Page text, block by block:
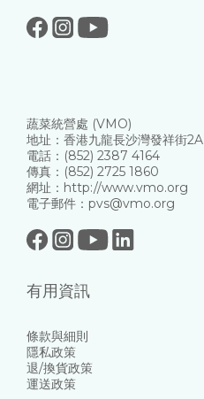
蔬菜統營處 (VMO)
地址：香港九龍長沙灣發祥街2A
電話：(852) 2387 4164
傳真：(852) 2725 1860
網址：http://www.vmo.org
電子郵件：pvs@vmo.org
有用資訊
條款與細則
隱私政策
退/換貨政策
運送政策